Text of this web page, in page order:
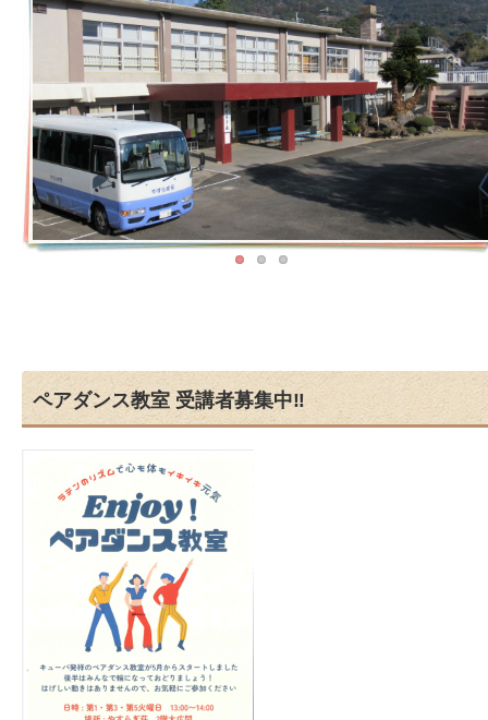
ペアダンス教室 受講者募集中‼